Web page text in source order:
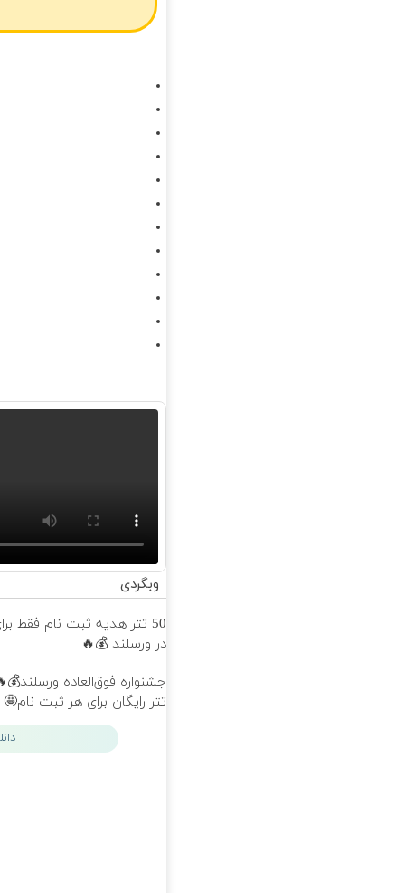
وبگردی
50 تتر هدیه ثبت نام فقط
در ورسلند 💰🔥
تتر رایگان برای هر ثبت نام🤩